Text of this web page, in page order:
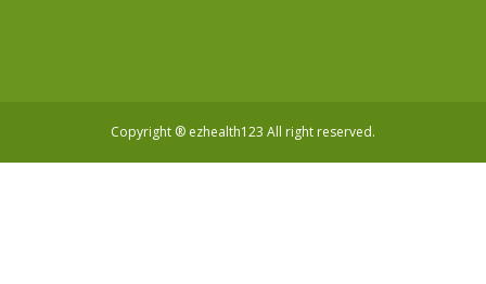
Copyright ® ezhealth123 All right reserved.